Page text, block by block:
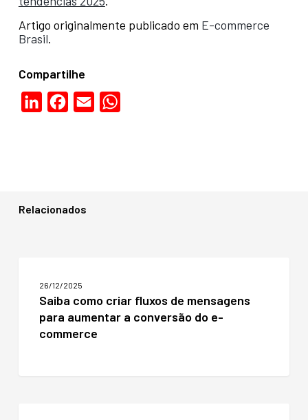
Artigo originalmente publicado em E-commerce
Brasil.
Compartilhe
LinkedInFacebook
Email
Relacionados
criar
fluxos
mensagens
26/12/2025
Saiba como criar fluxos de mensagens
para aumentar a conversão do e-
commerce